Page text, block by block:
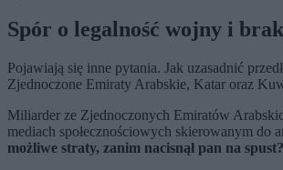
Spór o legalność wojny i
Pojawiają się inne pytania. Jak uzasadnić
Zjednoczone Emiraty Arabskie, Katar oraz
Miliarder ze Zjednoczonych Emiratów
mediach społecznościowych skierowanym do
możliwe straty, zanim nacisnął pan na